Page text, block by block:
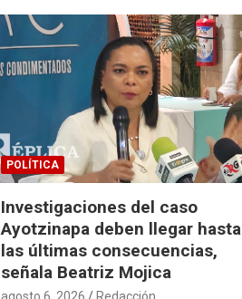
POLÍTICA
Investigaciones del caso
Ayotzinapa deben llegar hasta
las últimas consecuencias,
señala Beatriz Mojica
agosto 6, 2026 Redacción